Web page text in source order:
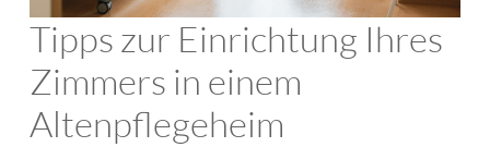
Tipps zur Einrichtung Ihres
Zimmers in einem
Altenpflegeheim